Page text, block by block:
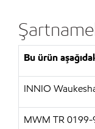
Bu ürün
INNIO
MWM TR 0199-